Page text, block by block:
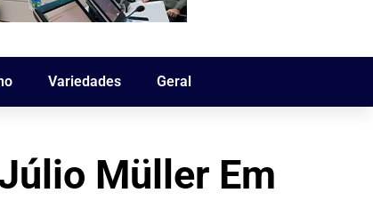
Variedades Geral
Müller Em